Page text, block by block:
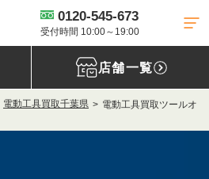
0120-545-673
受付時間 10:00～19:00
店舗一覧
電動工具買取千葉県
電動工具買取ツールオ